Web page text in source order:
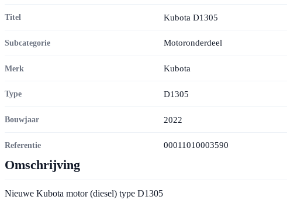
Titel Kubota D1305
Subcategorie Motoronderdeel
Merk Kubota
Type D1305
Bouwjaar 2022
Referentie 00011010003590
Omschrijving
Nieuwe Kubota motor (diesel) type D1305